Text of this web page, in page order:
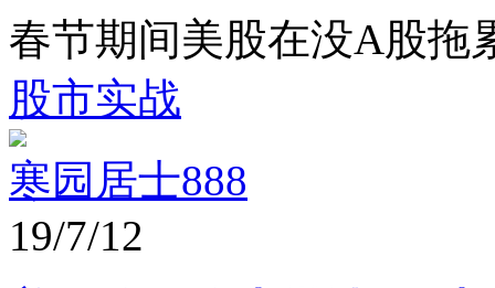
春节期间美股在没A股拖
股市实战
寒园居士888
19/7/12